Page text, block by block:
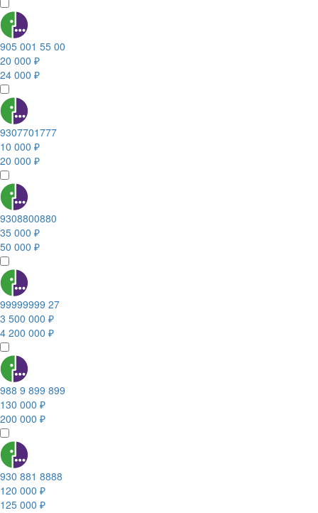
905 001 55 00
20 000 ₽
24 000 ₽
9307701777
10 000 ₽
20 000 ₽
9308800880
35 000 ₽
50 000 ₽
99999999 27
3 500 000 ₽
4 200 000 ₽
988 9 899 899
130 000 ₽
200 000 ₽
930 881 8888
120 000 ₽
125 000 ₽